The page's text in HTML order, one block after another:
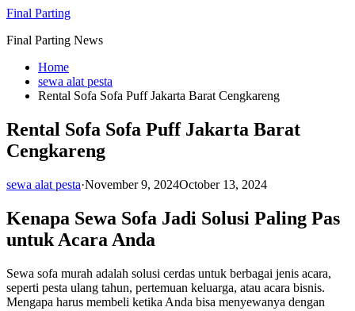
Skip
content
Final Parting
Final Parting News
Home
sewa alat pesta
Rental Sofa Sofa Puff Jakarta Barat Cengkareng
Rental Sofa Sofa Puff Jakarta Barat
Cengkareng
sewa alat pesta·November 9, 2024October 13, 2024
Kenapa Sewa Sofa Jadi Solusi Paling Pas
untuk Acara Anda
Sewa sofa murah adalah solusi cerdas untuk berbagai jenis acara,
seperti pesta ulang tahun, pertemuan keluarga, atau acara bisnis.
Mengapa harus membeli ketika Anda bisa menyewanya dengan